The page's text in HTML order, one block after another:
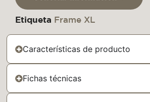
Etiqueta Frame XL
Características de producto
Fichas técnicas